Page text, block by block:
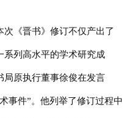
《晋书》修订不仅产出了
系列高水平的学术研究成
局原执行董事徐俊在发言
事件”。他列举了修订过程中